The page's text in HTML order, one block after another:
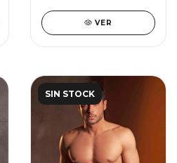
VER
SIN STOCK